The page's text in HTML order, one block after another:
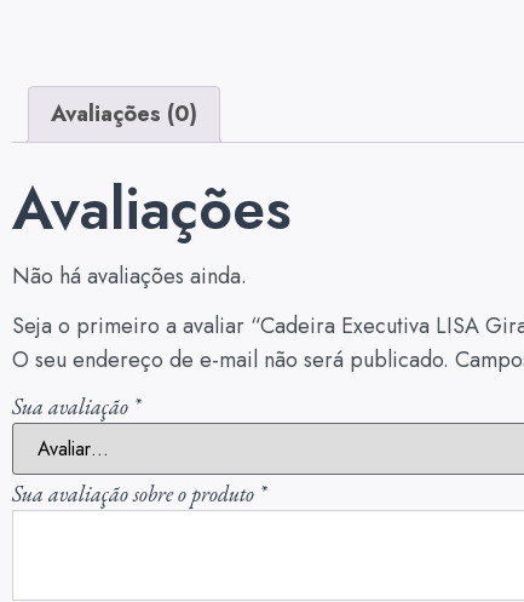
Avaliações (0)
Avaliações
Não há avaliações ainda.
Seja o primeiro a avaliar “Cadeira Executiva LISA
O seu endereço de e-mail não será publicado.
Sua avaliação *
Sua avaliação sobre o produto *